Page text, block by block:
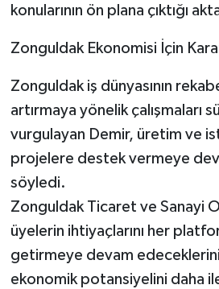
konularının ön plana çıktığı
Zonguldak Ekonomisi İçin
Zonguldak iş dünyasının
artırmaya yönelik çalışmaları
vurgulayan Demir, üretim ve
projelere destek vermeye
söyledi.
Zonguldak Ticaret ve Sanayi
üyelerin ihtiyaçlarını her
getirmeye devam
ekonomik potansiyelini daha